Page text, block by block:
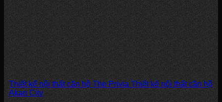
Thiết kế nội thất căn hộ The Privia Thiết kế nội thất căn hộ
Akari City